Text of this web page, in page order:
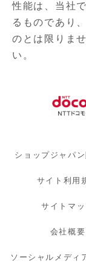
性能は、当社
るものであり
のとは限りま
い。
ショップジャパ
サイト利用
サイトマ
会社概要
ソーシャルメディ